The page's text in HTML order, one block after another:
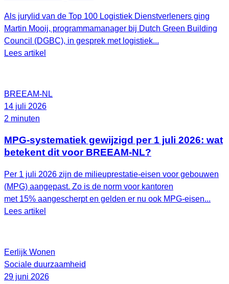
Als jurylid van de Top 100 Logistiek Dienstverleners ging
Martin Mooij, programmamanager bij Dutch Green Building
Council (DGBC), in gesprek met logistiek...
Lees artikel
BREEAM-NL
14 juli 2026
2 minuten
MPG-systematiek gewijzigd per 1 juli 2026: wat
betekent dit voor BREEAM-NL?
Per 1 juli 2026 zijn de milieuprestatie-eisen voor gebouwen
(MPG) aangepast. Zo is de norm voor kantoren
met 15% aangescherpt en gelden er nu ook MPG-eisen...
Lees artikel
Eerlijk Wonen
Sociale duurzaamheid
29 juni 2026